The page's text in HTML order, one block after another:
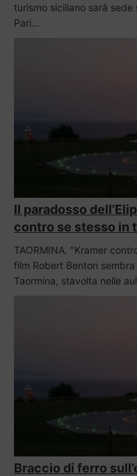
turismo siciliano sarà
Pari…
Il paradosso
contro se stesso in
TAORMINA. "Kramer
film Robert Benton
Taormina, stavolta nelle
Braccio di ferro